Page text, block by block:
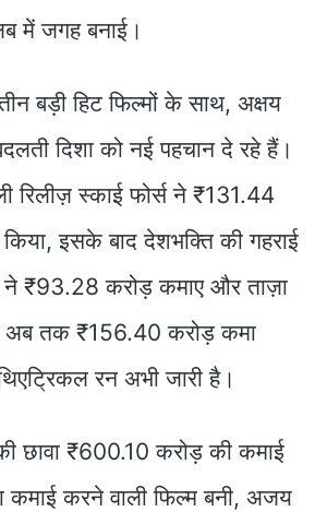
में जगह बनाई।
बड़ी हिट फिल्मों के साथ, अक्षय
दिशा को नई पहचान दे रहे हैं।
रिलीज़ स्काई फोर्स ने ₹131.44
इसके बाद देशभक्ति की गहराई
ने ₹93.28 करोड़ कमाए और ताज़ा
अब तक ₹156.40 करोड़ कमा
रन अभी जारी है।
छावा ₹600.10 करोड़ की कमाई
करने वाली फिल्म बनी, अजय